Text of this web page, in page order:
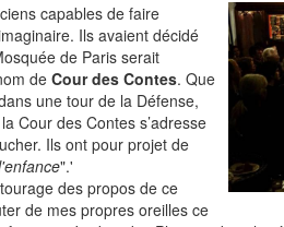
capables de faire
Ils avaient décidé
de Paris serait
deCour des Contes. Que
une tour de la Défense,
Cour des Contes s’adresse
Ils ont pour projet de
".'
des propos de ce
de mes propres oreilles ce